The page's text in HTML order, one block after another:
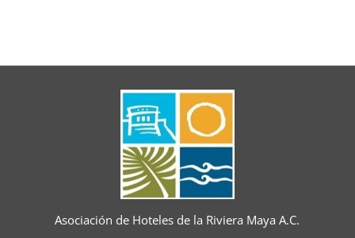
Asociación de Hoteles de la Riviera Maya A.C.